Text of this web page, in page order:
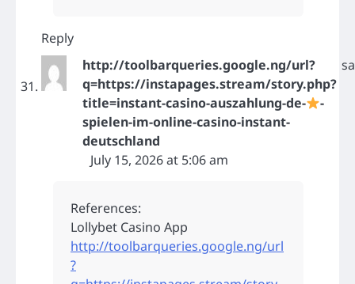
Reply
http://toolbarqueries.google.ng/url?
q=https://instapages.stream/story.php?
title=instant-casino-auszahlung-de-
-
spielen-im-online-casino-instant-
deutschland
July 15, 2026 at 5:06 am
References:
Lollybet Casino App
http://toolbarqueries.google.ng/url
?